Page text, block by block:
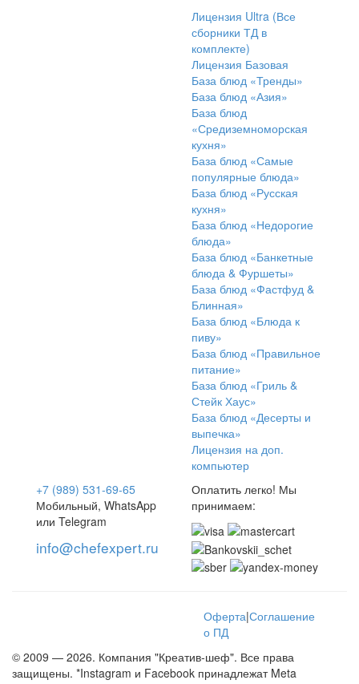
Лицензия Ultra (Все
сборники ТД в
комплекте)
Лицензия Базовая
База блюд «Тренды»
База блюд «Азия»
База блюд
«Средиземноморская
кухня»
База блюд «Самые
популярные блюда»
База блюд «Русская
кухня»
База блюд «Недорогие
блюда»
База блюд «Банкетные
блюда & Фуршеты»
База блюд «Фастфуд &
Блинная»
База блюд «Блюда к
пиву»
База блюд «Правильное
питание»
База блюд «Гриль &
Стейк Хаус»
База блюд «Десерты и
выпечка»
Лицензия на доп.
компьютер
+7 (989) 531-69-65
Мобильный, WhatsApp
или Telegram
info@chefexpert.ru
Оплатить легко! Мы
принимаем:
Оферта|Соглашение
о ПД
© 2009 — 2026. Компания "Креатив-шеф". Все права
защищены. *Instagram и Facebook принадлежат Meta